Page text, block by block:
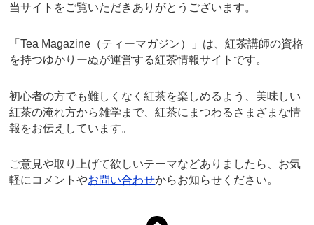
当サイトをご覧いただきありがとうございます。
「Tea Magazine（ティーマガジン）」は、紅茶講師の資格
を持つゆかりーぬが運営する紅茶情報サイトです。
初心者の方でも難しくなく紅茶を楽しめるよう、美味しい
紅茶の淹れ方から雑学まで、紅茶にまつわるさまざまな情
報をお伝えしています。
ご意見や取り上げて欲しいテーマなどありましたら、お気
軽にコメントやお問い合わせからお知らせください。